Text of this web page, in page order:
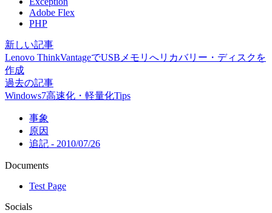
Adobe Flex
PHP
新しい記事
Lenovo ThinkVantageでUSBメモリへリカバリー・ディスクを
作成
過去の記事
Windows7高速化・軽量化Tips
事象
原因
追記 - 2010/07/26
Documents
Test Page
Socials